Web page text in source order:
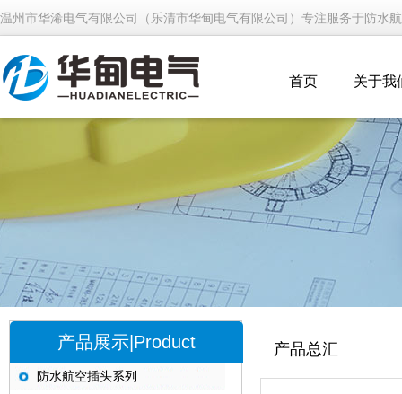
温州市华浠电气有限公司（乐清市华甸电气有限公司）专注服务于防水
首页 关于我
产品展示|Product
防水航空插头系列
产品总汇